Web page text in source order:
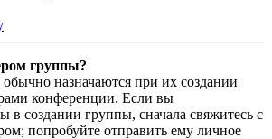
группы?
назначаются при их создании
конференции. Если вы
в создании группы, сначала свяжитесь с
попробуйте отправить ему личное